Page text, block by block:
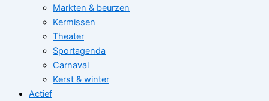
Markten & beurzen
Kermissen
Theater
Sportagenda
Carnaval
Kerst & winter
Actief